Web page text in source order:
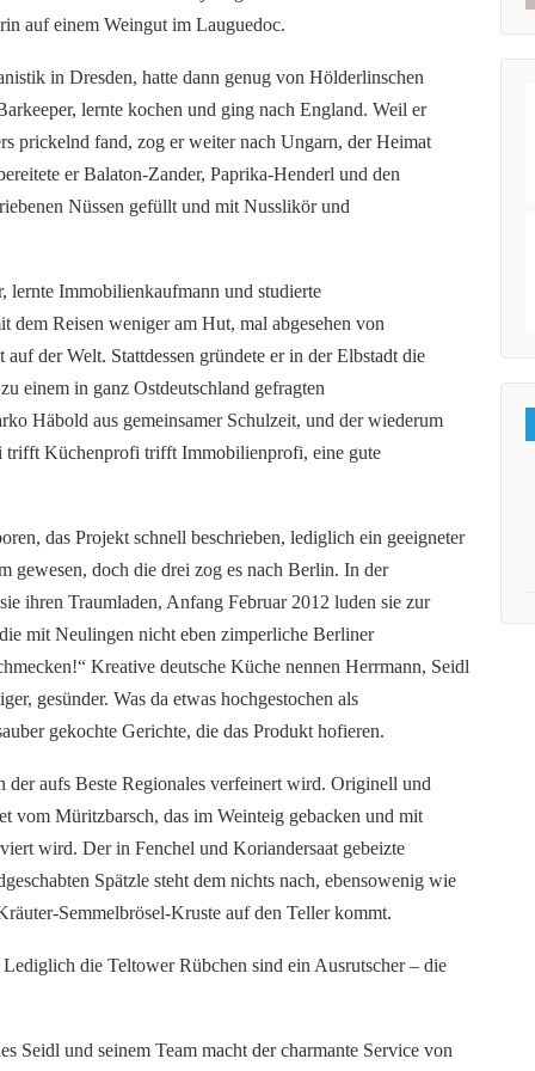
auf einem Weingut im Lauguedoc.
in Dresden, hatte dann genug von Hölderlinschen
lernte kochen und ging nach England. Weil er
prickelnd fand, zog er weiter nach Ungarn, der Heimat
er Balaton-Zander, Paprika-Henderl und den
Nüssen gefüllt und mit Nusslikör und
lernte Immobilienkaufmann und studierte
Reisen weniger am Hut, mal abgesehen von
der Welt. Stattdessen gründete er in der Elbstadt die
einem in ganz Ostdeutschland gefragten
Häbold aus gemeinsamer Schulzeit, und der wiederum
trifft Küchenprofi trifft Immobilienprofi, eine gute
das Projekt schnell beschrieben, lediglich ein geeigneter
gewesen, doch die drei zog es nach Berlin. In der
ihren Traumladen, Anfang Februar 2012 luden sie zur
mit Neulingen nicht eben zimperliche Berliner
Kreative deutsche Küche nennen Herrmann, Seidl
gesünder. Was da etwas hochgestochen als
gekochte Gerichte, die das Produkt hofieren.
aufs Beste Regionales verfeinert wird. Originell und
vom Müritzbarsch, das im Weinteig gebacken und mit
wird. Der in Fenchel und Koriandersaat gebeizte
Spätzle steht dem nichts nach, ebensowenig wie
Semmelbrösel-Kruste auf den Teller kommt.
die Teltower Rübchen sind ein Ausrutscher – die
Seidl und seinem Team macht der charmante Service von